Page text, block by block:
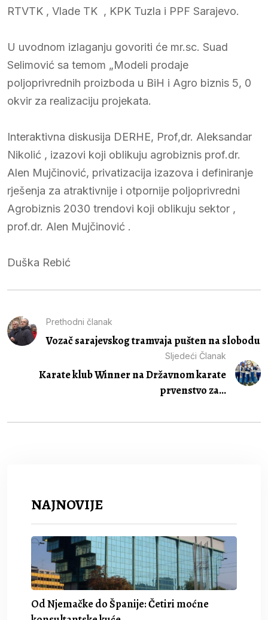
RTVTK , Vlade TK , KPK Tuzla i PPF Sarajevo.
U uvodnom izlaganju govoriti će mr.sc. Suad
Selimović sa temom „Modeli prodaje
poljoprivrednih proizboda u BiH i Agro biznis 5, 0
okvir za realizaciju projekata.
Interaktivna diskusija DERHE, Prof,dr. Aleksandar
Nikolić , izazovi koji oblikuju agrobiznis prof.dr.
Alen Mujčinović, privatizacija izazova i definiranje
rješenja za atraktivnije i otpornije poljoprivredni
Agrobiznis 2030 trendovi koji oblikuju sektor ,
prof.dr. Alen Mujčinović .
Duška Rebić
Prethodni članak
Vozač sarajevskog tramvaja pušten na slobodu
Sljedeći Članak
Karate klub Winner na Državnom karate
prvenstvo za...
NAJNOVIJE
Od Njemačke do Španije: Četiri moćne